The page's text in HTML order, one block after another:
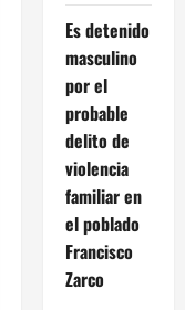
Es detenido
masculino
por el
probable
delito de
violencia
familiar en
el poblado
Francisco
Zarco